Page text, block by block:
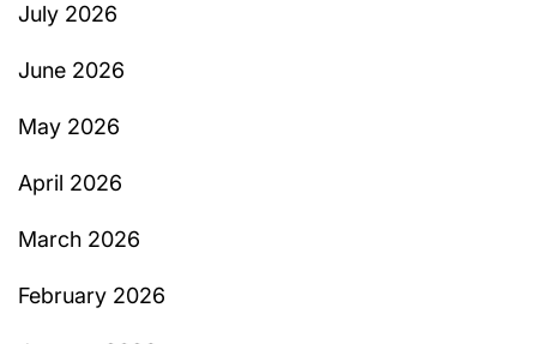
July 2026
June 2026
May 2026
April 2026
March 2026
February 2026